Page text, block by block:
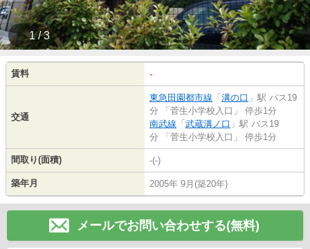
1 / 3
賃料 -
交通
東急田園都市線 「 溝の口 」駅 バス19
分 「菅生小学校入口」 停歩1分
南武線 「 武蔵溝ノ口 」駅 バス19
分 「菅生小学校入口」 停歩1分
間取り(面積) -(-)
築年月 2005年 9月(築20年)
メールでお問い合わせする(無料)